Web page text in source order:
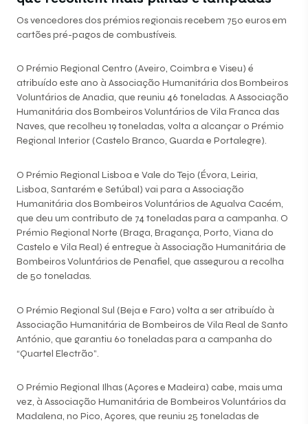
Os vencedores dos prémios regionais recebem 750 euros em
cartões pré-pagos de combustíveis.
O Prémio Regional Centro (Aveiro, Coimbra e Viseu) é
atribuído este ano à Associação Humanitária dos Bombeiros
Voluntários de Anadia, que reuniu 46 toneladas. A Associação
Humanitária dos Bombeiros Voluntários de Vila Franca das
Naves, que recolheu 19 toneladas, volta a alcançar o Prémio
Regional Interior (Castelo Branco, Guarda e Portalegre).
O Prémio Regional Lisboa e Vale do Tejo (Évora, Leiria,
Lisboa, Santarém e Setúbal) vai para a Associação
Humanitária dos Bombeiros Voluntários de Agualva Cacém,
que deu um contributo de 74 toneladas para a campanha. O
Prémio Regional Norte (Braga, Bragança, Porto, Viana do
Castelo e Vila Real) é entregue à Associação Humanitária de
Bombeiros Voluntários de Penafiel, que assegurou a recolha
de 50 toneladas.
O Prémio Regional Sul (Beja e Faro) volta a ser atribuído à
Associação Humanitária de Bombeiros de Vila Real de Santo
António, que garantiu 60 toneladas para a campanha do
“Quartel Electrão”.
O Prémio Regional Ilhas (Açores e Madeira) cabe, mais uma
vez, à Associação Humanitária de Bombeiros Voluntários da
Madalena, no Pico, Açores, que reuniu 25 toneladas de